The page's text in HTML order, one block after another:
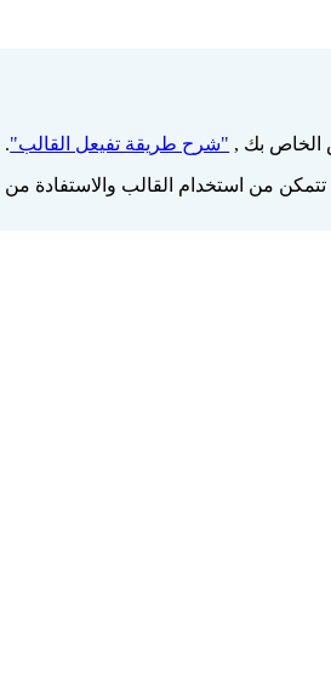
الخاص بك , "شرح طريقة تفيعل القالب".
من استخدام القالب والاستفادة من